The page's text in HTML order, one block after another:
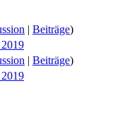
| Beiträge)
| Beiträge)